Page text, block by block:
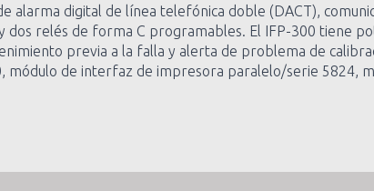
digital de línea telefónica doble (DACT),
relés de forma C programables. El IFP-300 tiene
previa a la falla y alerta de problema de
módulo de interfaz de impresora paralelo/serie 5824,